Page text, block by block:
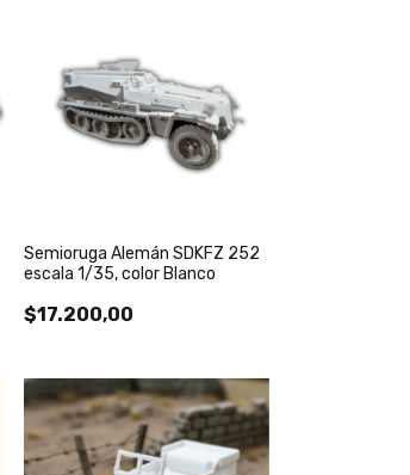
Semioruga Alemán SDKFZ 252
escala 1/35, color Blanco
$17.200,00